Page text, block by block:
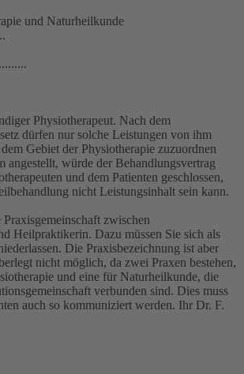
und Naturheilkunde
Physiotherapeut. Nach dem
dürfen nur solche Leistungen von ihm
Gebiet der Physiotherapie zuzuordnen
angestellt, würde der Behandlungsvertrag
und dem Patienten geschlossen,
nicht Leistungsinhalt sein kann.
zwischen
Heilpraktikerin. Dazu müssen Sie sich als
Die Praxisbezeichnung ist aber
nicht möglich, da zwei Praxen bestehen,
und eine für Naturheilkunde, die
verbunden sind. Dies muss
auch so kommuniziert werden. Ihr Dr. F.